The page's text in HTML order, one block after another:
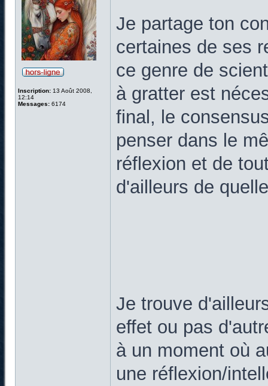
Inscription: 13 Août 2008,
12:14
Messages: 6174
Je partage ton
certaines de ses
ce genre de
à gratter est
final, le
penser dans le
réflexion et de
d'ailleurs de
Je trouve
effet ou pas
à un moment où
une réflexion/